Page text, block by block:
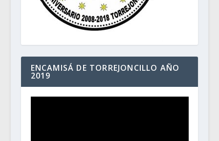
ENCAMISÁ DE TORREJONCILLO AÑO
2019